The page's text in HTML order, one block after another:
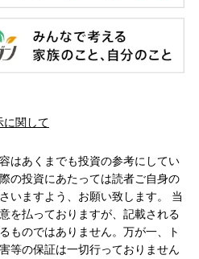
に関して
はあくまでも投資の参考にしてい
の投資にあたっては読者ご自身の
いますよう、お願い致します。 当
を払っておりますが、記載される
ものではありません。万が一、ト
等の保証は一切行っておりません